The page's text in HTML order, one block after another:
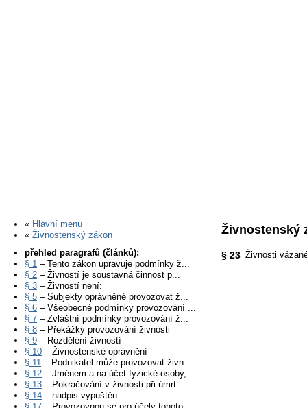
« Hlavní menu
« Živnostenský zákon
přehled paragrafů (článků):
§ 1 – Tento zákon upravuje podmínky ž...
§ 2 – Živností je soustavná činnost p...
§ 3 – Živností není:
§ 5 – Subjekty oprávněné provozovat ž...
§ 6 – Všeobecné podmínky provozování ...
§ 7 – Zvláštní podmínky provozování ž...
§ 8 – Překážky provozování živnosti
§ 9 – Rozdělení živností
§ 10 – Živnostenské oprávnění
§ 11 – Podnikatel může provozovat živn...
§ 12 – Jménem a na účet fyzické osoby,...
§ 13 – Pokračování v živnosti při úmrt...
§ 14 – nadpis vypuštěn
Živnostenský
§ 23 Živnosti